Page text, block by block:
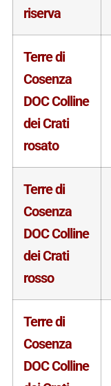
riserva
Terre di
Cosenza
DOC Colline
dei Crati
rosato
Terre di
Cosenza
DOC Colline
dei Crati
rosso
Terre di
Cosenza
DOC Colline